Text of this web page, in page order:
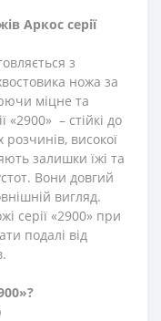
Аркос серії
з
ножа за
міцне та
«2900» – стійкі до
розчинів, високої
залишки їжі та
Вони довгий
вигляд.
серії «2900» при
подалі від